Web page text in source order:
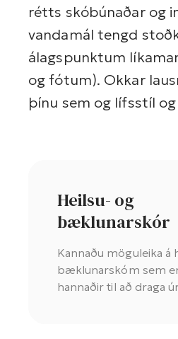
rétts skóbúnaðar og
vandamál tengd
álagspunktum
og fótum). Okkar
þínu sem og lífsstíl
Heilsu- og
bæklunarskór
Kannaðu möguleika á
bæklunarskóm sem
hannaðir til að draga